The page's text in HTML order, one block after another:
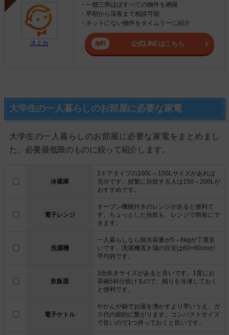
スミカ
・一都三県ほぼすべての物件を網羅
・早朝から深夜まで相談可能
・ネットにない物件をタイムリーに紹介
公式LINEはこちら
大学生の一人暮らしのお部屋に必要な家電
大学生の一人暮らしのお部屋に必要な家電をまとめまし
た。必要最低限のものに絞って紹介します。
冷蔵庫
2ドアタイプの100L～150Lサイズがあれば
充分です。頻繁に自炊する人は150～200Lが
おすすめです。
電子レンジ
オーブン機能付きのレンジがあると便利で
す。ちょっとした自炊も、レンジで簡単にで
きます。
洗濯機
一人暮らしなら脱水容量が5～6kgが丁度良
いです。洗濯機置き場の目安は60×80cmが
平均的です。
炊飯器
3合炊きサイズがあると良いです。1度にお
茶碗5杯分炊けるので、残りを冷凍しておく
と便利です。
電子ケトル
やかんや鍋でお湯を沸かすより早いうえ、ガ
ス代の節約に繋がります。コンパクトサイズ
で良いので1つ持っておくと良いです。